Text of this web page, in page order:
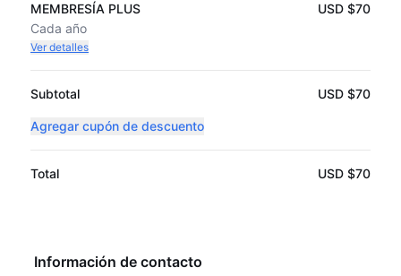
MEMBRESÍA PLUS
Cada año
Ver detalles
USD $70
Subtotal USD $70
Agregar cupón de descuento
Total USD $70
Información de contacto